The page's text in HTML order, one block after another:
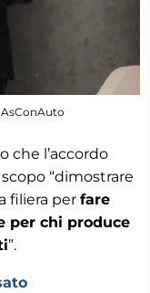
che l’accordo
“dimostrare
filiera per fare
per chi produce
”.